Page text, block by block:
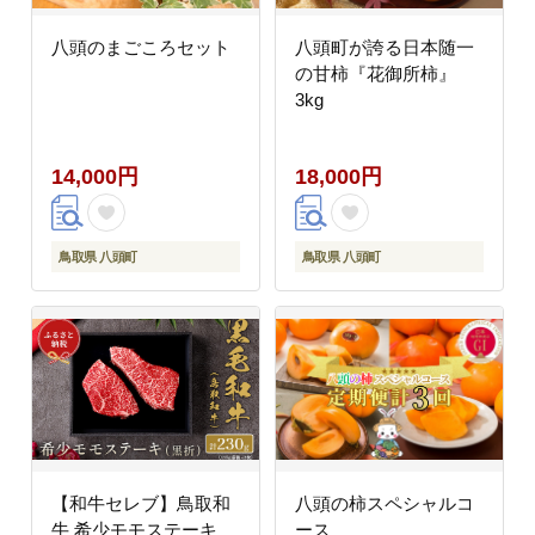
八頭のまごころセット
14,000円
鳥取県 八頭町
八頭町が誇る日本随一
の甘柿『花御所柿』
3kg
18,000円
鳥取県 八頭町
【和牛セレブ】鳥取和
牛 希少モモステーキ
八頭の柿スペシャルコ
ース